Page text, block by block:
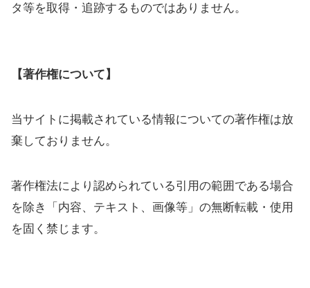
タ等を取得・追跡するものではありません。
【著作権について】
当サイトに掲載されている情報についての著作権は放
棄しておりません。
著作権法により認められている引用の範囲である場合
を除き「内容、テキスト、画像等」の無断転載・使用
を固く禁じます。